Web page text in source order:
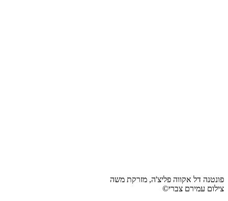
פונטנה דל אקווה פליצ'ה, מזרקת משה
צילום עמירם צברי©